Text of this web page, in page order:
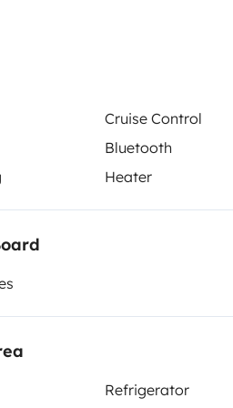
Cruise Control
Bluetooth
Heater
Refrigerator
reutilizable.
Aux or USB input